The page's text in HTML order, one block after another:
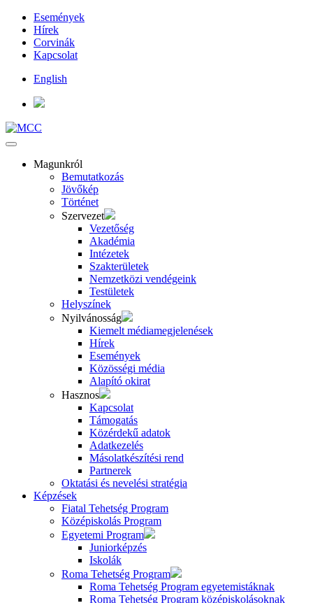
Események
Hírek
Corvinák
Kapcsolat
English
Magunkról
Bemutatkozás
Jövőkép
Történet
Szervezet
Vezetőség
Akadémia
Intézetek
Szakterületek
Nemzetközi vendégeink
Testületek
Helyszínek
Nyilvánosság
Kiemelt médiamegjelenések
Hírek
Események
Közösségi média
Alapító okirat
Hasznos
Kapcsolat
Támogatás
Közérdekű adatok
Adatkezelés
Másolatkészítési rend
Partnerek
Oktatási és nevelési stratégia
Képzések
Fiatal Tehetség Program
Középiskolás Program
Egyetemi Program
Juniorképzés
Iskolák
Roma Tehetség Program
Roma Tehetség Program egyetemistáknak
Roma Tehetség Program középiskolásoknak